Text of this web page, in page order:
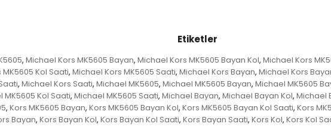
Etiketler
, Michael Kors MK5605 Bayan, Michael Kors MK5605 Bayan Kol, Michael Kors
Kol Saati, Michael Kors MK5605 Saati, Michael Kors Bayan, Michael Kors
, Michael Kors Saati, Michael MK5605, Michael MK5605 Bayan, Michael MK5605
MK5605 Kol Saati, Michael MK5605 Saati, Michael Bayan, Michael Bayan Kol, Michael
, Kors MK5605 Bayan, Kors MK5605 Bayan Kol, Kors MK5605 Bayan Kol Saati, Kors
Bayan, Kors Bayan Kol, Kors Bayan Kol Saati, Kors Bayan Saati, Kors Kol, Kors Kol